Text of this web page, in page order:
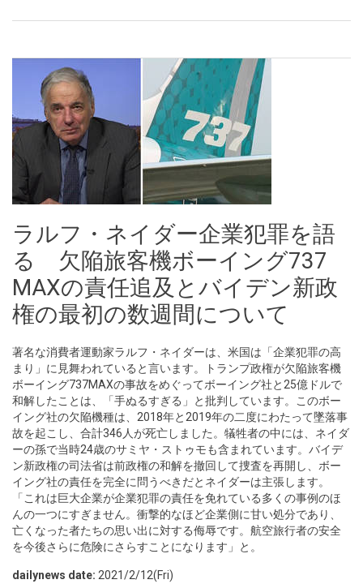
ラルフ・ネイダー企業犯罪を語
る 欠陥旅客機ボーイング737
MAXの責任追及とバイデン新政
権の最初の数週間について
著名な消費者運動家ラルフ・ネイダーは、米国は「企業犯罪の高
まり」に見舞われていると言います。トランプ政権が欠陥旅客機
ボーイング737MAXの事故をめぐってボーイング社と25億ドルで
和解したことは、「手ぬるすぎる」と批判しています。このボー
イング社の欠陥機種は、2018年と2019年の二度にわたって墜落事
故を起こし、合計346人が死亡しました。犠牲者の中には、ネイダ
ーの孫で当時24歳のサミヤ・ストゥモも含まれています。バイデ
ン新政権の司法省は前政権の和解を撤回して捜査を再開し、ボー
イング社の責任を完全に問うべきだとネイダーは主張します。
「これは巨大企業が企業犯罪の責任を免れている多くの事例のほ
んの一つにすぎません。衝撃的なほど企業側に甘い処分であり、
亡くなった者たちの思い出に対する侮辱です。航空旅行者の安全
を今後さらに危険にさらすことになります」と。
dailynews date: 2021/2/12(Fri)